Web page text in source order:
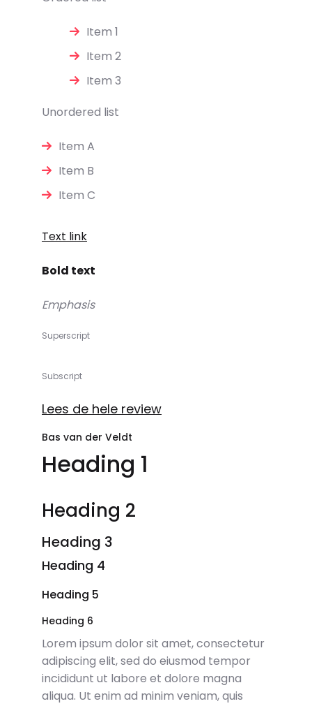
Item 1
Item 2
Item 3
Unordered list
Item A
Item B
Item C
Text link
Bold text
Emphasis
Superscript
Subscript
Lees de hele review
Bas van der Veldt
Heading 1
Heading 2
Heading 3
Heading 4
Heading 5
Heading 6
Lorem ipsum dolor sit amet, consectetur
adipiscing elit, sed do eiusmod tempor
incididunt ut labore et dolore magna
aliqua. Ut enim ad minim veniam, quis